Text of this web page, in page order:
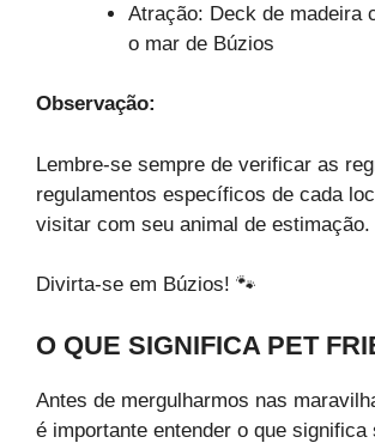
Atração: Deck de madeira
o mar de Búzios
Observação:
Lembre-se sempre de verificar as
regulamentos específicos de cada
visitar com seu animal de estimação.
Divirta-se em Búzios! 🐾
O QUE SIGNIFICA PET
Antes de mergulharmos nas
é importante entender o que significa